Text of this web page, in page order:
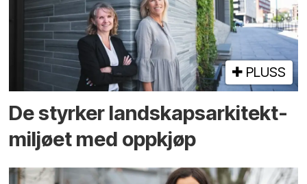
PLUSS
De styrker landskaps­arkitekt­
miljøet med oppkjøp